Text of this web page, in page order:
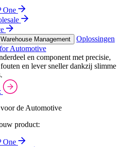
One
Management
Oplossingen
Automotive
en component met precisie,
en lever sneller dankzij slimme
de Automotive
product:
One